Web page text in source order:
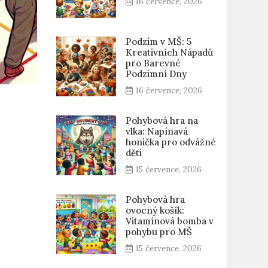
Podzim v MŠ: 5
Kreativních Nápadů
pro Barevné
Podzimní Dny
16 července, 2026
Pohybová hra na
vlka: Napínavá
honička pro odvážné
děti
15 července, 2026
Pohybová hra
ovocný košík:
Vitamínová bomba v
pohybu pro MŠ
15 července, 2026